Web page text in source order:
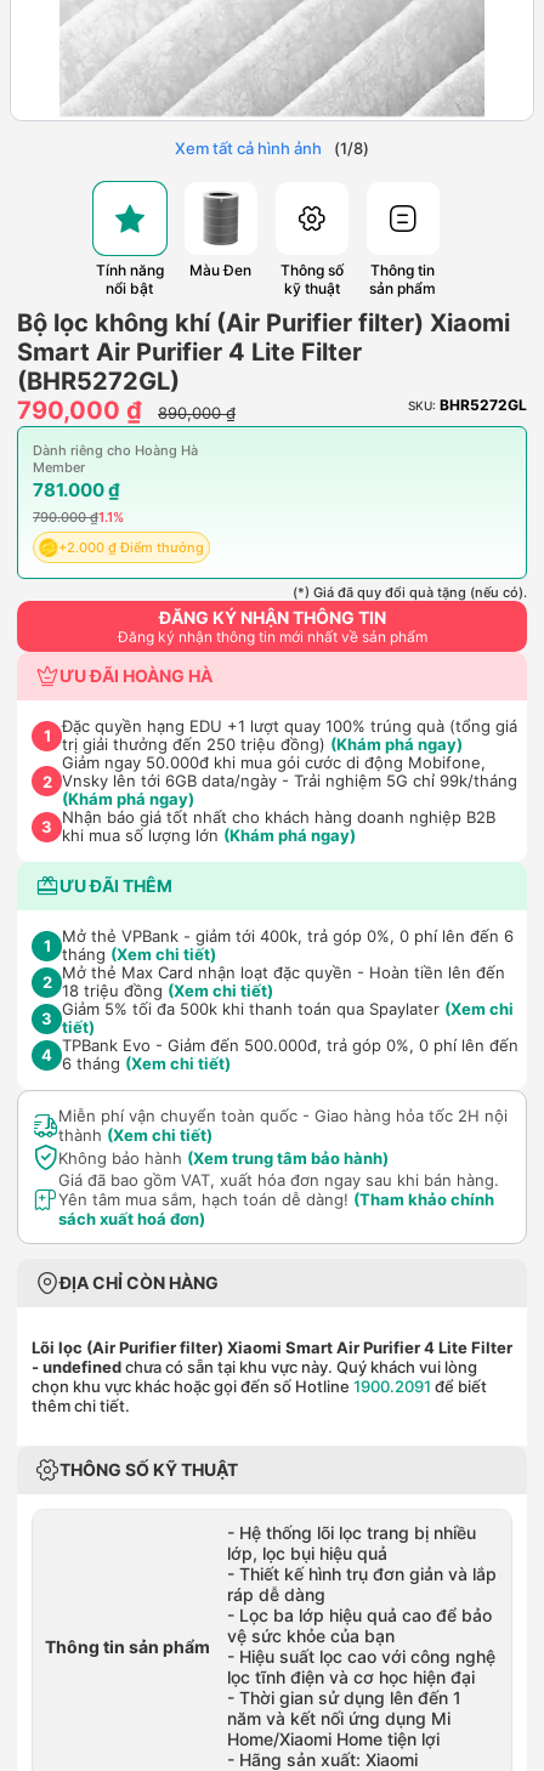
Xem tất cả hình ảnh (1/8)
Tính năng
nổi bật
Màu Đen
Thông số
kỹ thuật
Thông tin
sản phẩm
Bộ lọc không khí (Air Purifier filter) Xiaomi
Smart Air Purifier 4 Lite Filter
(BHR5272GL)
790,000 ₫
890,000 ₫ SKU: BHR5272GL
Dành riêng cho Hoàng Hà
Member
781.000 ₫
790.000 ₫1.1%
+2.000 ₫ Điểm thưởng
(*) Giá đã quy đổi quà tặng (nếu có).
ĐĂNG KÝ NHẬN THÔNG TIN
Đăng ký nhận thông tin mới nhất về sản phẩm
ƯU ĐÃI HOÀNG HÀ
1
Đặc quyền hạng EDU +1 lượt quay 100% trúng quà (tổng giá
trị giải thưởng đến 250 triệu đồng) (Khám phá ngay)
2
Giảm ngay 50.000đ khi mua gói cước di động Mobifone,
Vnsky lên tới 6GB data/ngày - Trải nghiệm 5G chỉ 99k/tháng
(Khám phá ngay)
3
Nhận báo giá tốt nhất cho khách hàng doanh nghiệp B2B
khi mua số lượng lớn (Khám phá ngay)
ƯU ĐÃI THÊM
1
Mở thẻ VPBank - giảm tới 400k, trả góp 0%, 0 phí lên đến 6
tháng (Xem chi tiết)
2 Mở thẻ Max Card nhận loạt đặc quyền - Hoàn tiền lên đến
18 triệu đồng (Xem chi tiết)
3 Giảm 5% tối đa 500k khi thanh toán qua Spaylater (Xem chi
tiết)
4 TPBank Evo - Giảm đến 500.000đ, trả góp 0%, 0 phí lên đến
6 tháng (Xem chi tiết)
Miễn phí vận chuyển toàn quốc - Giao hàng hỏa tốc 2H nội
thành (Xem chi tiết)
Không bảo hành (Xem trung tâm bảo hành)
Giá đã bao gồm VAT, xuất hóa đơn ngay sau khi bán hàng.
Yên tâm mua sắm, hạch toán dễ dàng! (Tham khảo chính
sách xuất hoá đơn)
ĐỊA CHỈ CÒN HÀNG
Lõi lọc (Air Purifier filter) Xiaomi Smart Air Purifier 4 Lite Filter
- undefinedchưa có sẵn tại khu vực này. Quý khách vui lòng
chọn khu vực khác hoặc gọi đến số Hotline 1900.2091 để biết
thêm chi tiết.
THÔNG SỐ KỸ THUẬT
Thông tin sản phẩm
- Hệ thống lõi lọc trang bị nhiều
lớp, lọc bụi hiệu quả
- Thiết kế hình trụ đơn giản và lắp
ráp dễ dàng
- Lọc ba lớp hiệu quả cao để bảo
vệ sức khỏe của bạn
- Hiệu suất lọc cao với công nghệ
lọc tĩnh điện và cơ học hiện đại
- Thời gian sử dụng lên đến 1
năm và kết nối ứng dụng Mi
Home/Xiaomi Home tiện lợi
- Hãng sản xuất: Xiaomi